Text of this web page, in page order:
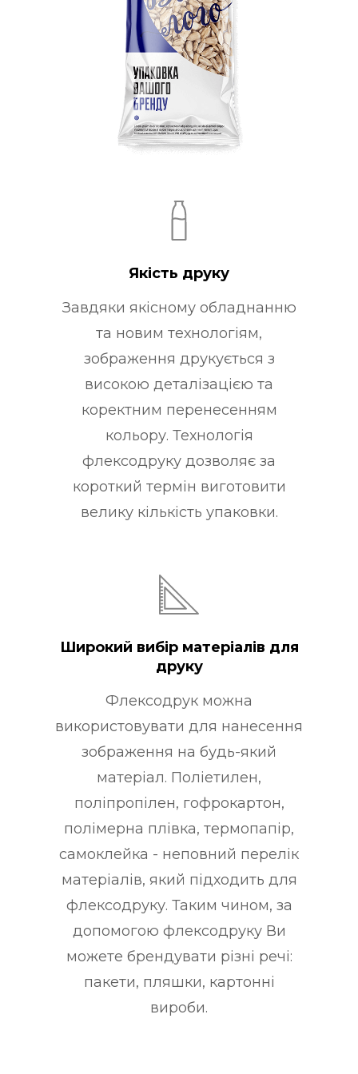
Якість друку
Завдяки якісному обладнанню
та новим технологіям,
зображення друкується з
високою деталізацією та
коректним перенесенням
кольору. Технологія
флексодруку дозволяє за
короткий термін виготовити
велику кількість упаковки.
Широкий вибір матеріалів для
друку
Флексодрук можна
використовувати для нанесення
зображення на будь-який
матеріал. Поліетилен,
поліпропілен, гофрокартон,
полімерна плівка, термопапір,
самоклейка - неповний перелік
матеріалів, який підходить для
флексодруку. Таким чином, за
допомогою флексодруку Ви
можете брендувати різні речі:
пакети, пляшки, картонні
вироби.